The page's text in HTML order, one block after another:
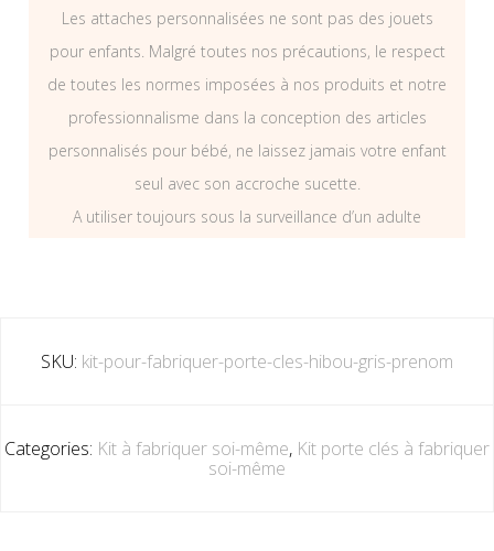
Les attaches personnalisées ne sont pas des jouets
pour enfants. Malgré toutes nos précautions, le respect
de toutes les normes imposées à nos produits et notre
professionnalisme dans la conception des articles
personnalisés pour bébé, ne laissez jamais votre enfant
seul avec son accroche sucette.
A utiliser toujours sous la surveillance d’un adulte
SKU: kit-pour-fabriquer-porte-cles-hibou-gris-prenom
Categories: Kit à fabriquer soi-même, Kit porte clés à fabriquer
soi-même